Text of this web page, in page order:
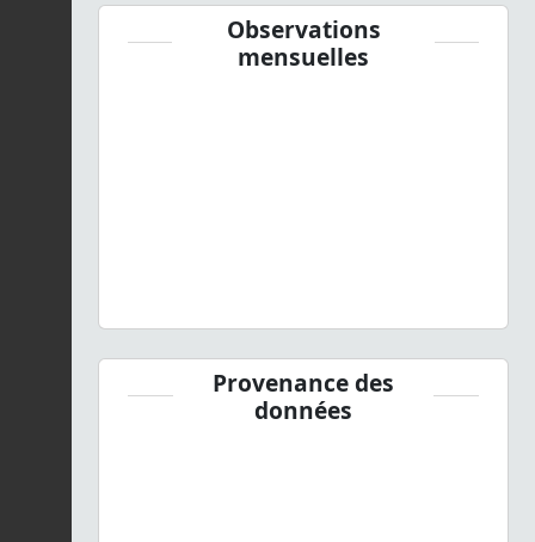
Observations
mensuelles
Provenance des
données